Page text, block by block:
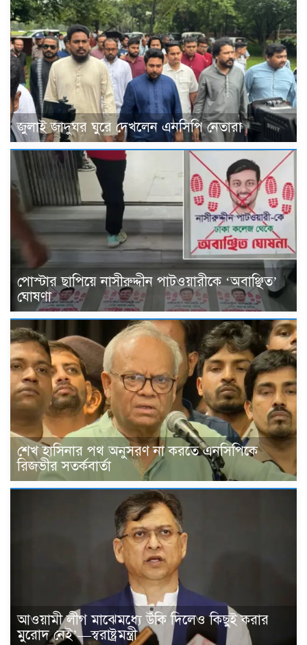
জুলাই জাদুঘর ঘুরে দেখলেন এনসিপি নেতারা
পোস্টার ছাপিয়ে নাসীরুদ্দীন পাটওয়ারীকে ‘অবাঞ্ছিত’
ঘোষণা
শেখ হাসিনার পথ অনুসরণ না করতে এনসিপিকে
রিজভীর সতর্কবার্তা
আওয়ামী লীগ মাঝেমধ্যে উঁকি দিলেও কিছুই করার
মুরোদ নেই’—স্বরাষ্ট্রমন্ত্রী